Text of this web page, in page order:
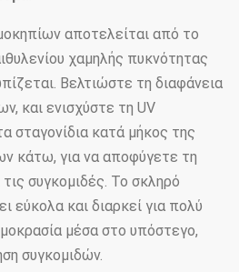
50X70mm, 60X80mm
80x80mm,
60mm, 50X70mm,
80X80mm… κ.λπ.
2.0mm, 2.5mm, 3.0mm,
ή προσαρμοσμένος
αποτελείται από το
χαμηλής πυκνότητας
Βελτιώστε τη διαφάνεια
και ενισχύστε τη UV
σταγονίδια κατά μήκος της
κάτω, για να αποφύγετε τη
συγκομιδές. Το σκληρό
εύκολα και διαρκεί για πολύ
μέσα στο υπόστεγο,
συγκομιδών.